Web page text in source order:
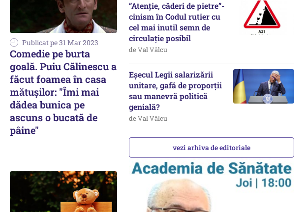
Publicat pe 31 Mar 2023
Comedie pe burta
goală. Puiu Călinescu a
făcut foamea în casa
mătuşilor: "Îmi mai
dădea bunica pe
ascuns o bucată de
pâine"
”Atenție, căderi de pietre”-
cinism în Codul rutier cu
cel mai inutil semn de
circulație posibil
de Val Vâlcu
Eșecul Legii salarizării
unitare, gafă de proporții
sau manevră politică
genială?
de Val Vâlcu
vezi arhiva de editoriale